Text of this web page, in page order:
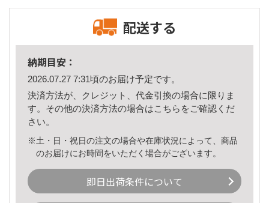
配送する
納期目安：
2026.07.27 7:31頃のお届け予定です。
決済方法が、クレジット、代金引換の場合に限りま
す。その他の決済方法の場合はこちら をご確認くだ
さい。
※土・日・祝日の注文の場合や在庫状況によって、商品
のお届けにお時間をいただく場合がございます。
即日出荷条件について